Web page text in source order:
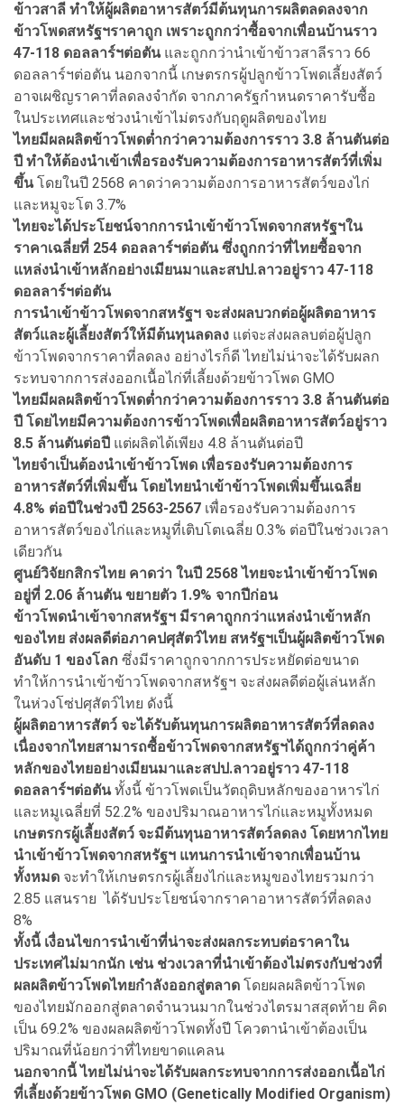
ข้าวสาลี ทำให้ผู้ผลิตอาหารสัตว์มีต้นทุนการผลิตลดลงจาก
ข้าวโพดสหรัฐฯราคาถูก เพราะถูกกว่าซื้อจากเพื่อนบ้านราว
47-118 ดอลลาร์ฯต่อตันและถูกกว่านำเข้าข้าวสาลีราว 66
ดอลลาร์ฯต่อตัน นอกจากนี้ เกษตรกรผู้ปลูกข้าวโพดเลี้ยงสัตว์
อาจเผชิญราคาที่ลดลงจำกัด จากภาครัฐกำหนดราคารับซื้อ
ในประเทศและช่วงนำเข้าไม่ตรงกับฤดูผลิตของไทย
ไทยมีผลผลิตข้าวโพดต่ำกว่าความต้องการราว 3.8 ล้านตันต่อ
ปี ทำให้ต้องนำเข้าเพื่อรองรับความต้องการอาหารสัตว์ที่เพิ่ม
ขึ้นโดยในปี 2568 คาดว่าความต้องการอาหารสัตว์ของไก่
และหมูจะโต 3.7%
ไทยจะได้ประโยชน์จากการนำเข้าข้าวโพดจากสหรัฐฯใน
ราคาเฉลี่ยที่ 254 ดอลลาร์ฯต่อตัน ซึ่งถูกกว่าที่ไทยซื้อจาก
แหล่งนำเข้าหลักอย่างเมียนมาและสปป.ลาวอยู่ราว 47-118
ดอลลาร์ฯต่อตัน
การนำเข้าข้าวโพดจากสหรัฐฯ จะส่งผลบวกต่อผู้ผลิตอาหาร
สัตว์และผู้เลี้ยงสัตว์ให้มีต้นทุนลดลง แต่จะส่งผลลบต่อผู้ปลูก
ข้าวโพดจากราคาที่ลดลง อย่างไรก็ดี ไทยไม่น่าจะได้รับผลก
ระทบจากการส่งออกเนื้อไก่ที่เลี้ยงด้วยข้าวโพด GMO
ไทยมีผลผลิตข้าวโพดต่ำกว่าความต้องการราว 3.8 ล้านตันต่อ
ปี โดยไทยมีความต้องการข้าวโพดเพื่อผลิตอาหารสัตว์อยู่ราว
8.5 ล้านตันต่อปี แต่ผลิตได้เพียง 4.8 ล้านตันต่อปี
ไทยจำเป็นต้องนำเข้าข้าวโพด เพื่อรองรับความต้องการ
อาหารสัตว์ที่เพิ่มขึ้น โดยไทยนำเข้าข้าวโพดเพิ่มขึ้นเฉลี่ย
4.8% ต่อปีในช่วงปี 2563-2567 เพื่อรองรับความต้องการ
อาหารสัตว์ของไก่และหมูที่เติบโตเฉลี่ย 0.3% ต่อปีในช่วงเวลา
เดียวกัน
ศูนย์วิจัยกสิกรไทย คาดว่า ในปี 2568 ไทยจะนำเข้าข้าวโพด
อยู่ที่ 2.06 ล้านตัน ขยายตัว 1.9% จากปีก่อน
ข้าวโพดนำเข้าจากสหรัฐฯ มีราคาถูกกว่าแหล่งนำเข้าหลัก
ของไทย ส่งผลดีต่อภาคปศุสัตว์ไทย สหรัฐฯเป็นผู้ผลิตข้าวโพด
อันดับ 1 ของโลก ซึ่งมีราคาถูกจากการประหยัดต่อขนาด
ทำให้การนำเข้าข้าวโพดจากสหรัฐฯ จะส่งผลดีต่อผู้เล่นหลัก
ในห่วงโซ่ปศุสัตว์ไทย ดังนี้
ผู้ผลิตอาหารสัตว์ จะได้รับต้นทุนการผลิตอาหารสัตว์ที่ลดลง
เนื่องจากไทยสามารถซื้อข้าวโพดจากสหรัฐฯได้ถูกกว่าคู่ค้า
หลักของไทยอย่างเมียนมาและสปป.ลาวอยู่ราว 47-118
ดอลลาร์ฯต่อตันทั้งนี้ ข้าวโพดเป็นวัตถุดิบหลักของอาหารไก่
และหมูเฉลี่ยที่ 52.2% ของปริมาณอาหารไก่และหมูทั้งหมด
เกษตรกรผู้เลี้ยงสัตว์ จะมีต้นทุนอาหารสัตว์ลดลง โดยหากไทย
นำเข้าข้าวโพดจากสหรัฐฯ แทนการนำเข้าจากเพื่อนบ้าน
ทั้งหมด จะทำให้เกษตรกรผู้เลี้ยงไก่และหมูของไทยรวมกว่า
2.85 แสนราย ได้รับประโยชน์จากราคาอาหารสัตว์ที่ลดลง
8%
ทั้งนี้ เงื่อนไขการนำเข้าที่น่าจะส่งผลกระทบต่อราคาใน
ประเทศไม่มากนัก เช่น ช่วงเวลาที่นำเข้าต้องไม่ตรงกับช่วงที่
ผลผลิตข้าวโพดไทยกำลังออกสู่ตลาด โดยผลผลิตข้าวโพด
ของไทยมักออกสู่ตลาดจำนวนมากในช่วงไตรมาสสุดท้าย คิด
เป็น 69.2% ของผลผลิตข้าวโพดทั้งปี โควตานำเข้าต้องเป็น
ปริมาณที่น้อยกว่าที่ไทยขาดแคลน
นอกจากนี้ ไทยไม่น่าจะได้รับผลกระทบจากการส่งออกเนื้อไก่
ที่เลี้ยงด้วยข้าวโพด GMO (Genetically Modified Organism)